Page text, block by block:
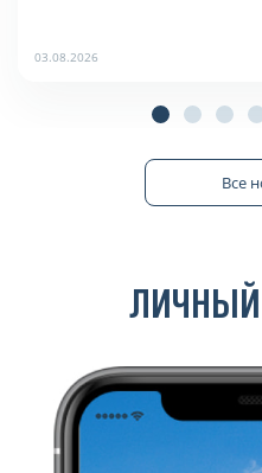
03.08.2026
Все
ЛИЧНЫЙ